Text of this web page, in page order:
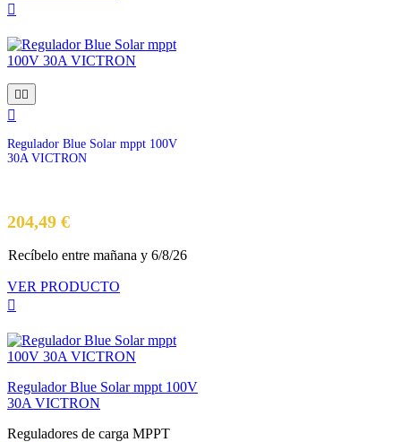



Regulador Blue Solar mppt 100V
30A VICTRON
204,49 €Precio
Recíbelo entre mañana y 6/8/26
VER PRODUCTO

Regulador Blue Solar mppt 100V
30A VICTRON
Reguladores de carga MPPT